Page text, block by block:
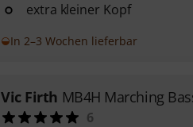
extra kleiner Kopf
In 2–3 Wochen lieferbar
Vic Firth MB4H Marching
6